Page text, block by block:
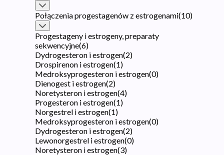
Połączenia progestagenów z estrogenami(10)
Progestageny i estrogeny, preparaty
sekwencyjne(6)
Dydrogesteron i estrogen(2)
Drospirenon i estrogen(1)
Medroksyprogesteron i estrogen(0)
Dienogest i estrogen(2)
Noretysteron i estrogen(4)
Progesteron i estrogen(1)
Norgestrel i estrogen(1)
Medroksyprogesteron i estrogen(0)
Dydrogesteron i estrogen(2)
Lewonorgestrel i estrogen(0)
Noretysteron i estrogen(3)